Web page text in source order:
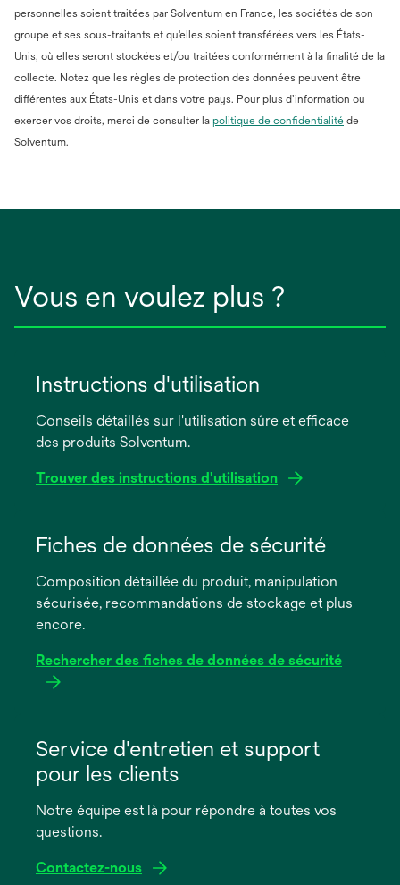
personnelles soient traitées par Solventum en France, les sociétés de son
groupe et ses sous-traitants et qu'elles soient transférées vers les États-
Unis, où elles seront stockées et/ou traitées conformément à la finalité de la
collecte. Notez que les règles de protection des données peuvent être
différentes aux États-Unis et dans votre pays. Pour plus d’information ou
exercer vos droits, merci de consulter la politique de confidentialité s’ouvre
de
Solventum.
Vous en voulez plus ?
Instructions d'utilisation
Conseils détaillés sur l'utilisation sûre et efficace
des produits Solventum.
Trouver des instructions d'utilisation
dans
nouvel
onglet
Fiches de données de sécurité
Composition détaillée du produit, manipulation
sécurisée, recommandations de stockage et plus
encore.
Rechercher des fiches de données de sécurité
dans
nouvel
onglet
Service d'entretien et support
pour les clients
Notre équipe est là pour répondre à toutes vos
questions.
Contactez-nous